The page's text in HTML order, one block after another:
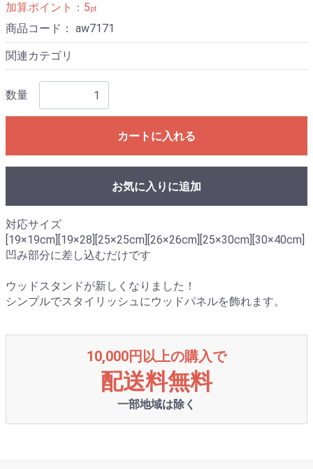
加算ポイント： 5pt
商品コード： aw7171
関連カテゴリ
数量
カートに入れる
お気に入りに追加
対応サイズ
[19×19cm][19×28][25×25cm][26×26cm][25×30cm][30×40cm]
凹み部分に差し込むだけです
ウッドスタンドが新しくなりました！
シンプルでスタイリッシュにウッドパネルを飾れます。
10,000円以上の購入で
配送料無料
一部地域は除く